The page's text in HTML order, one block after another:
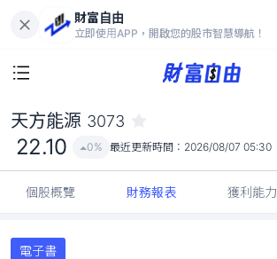
財富自由
立即使用APP，開啟您的股市智慧導航！
22.10
0%
天方能源 3073
22.10 0% 最近更新時間： 2026/08/07 05:30
個股概覽 財務報表 獲利能力
電子書